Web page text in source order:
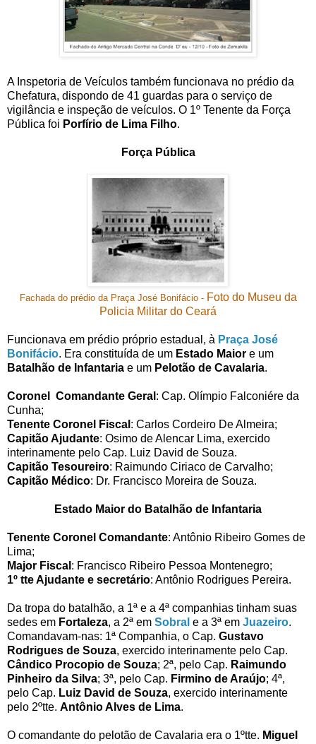
A Inspetoria de Veículos também funcionava no prédio da
Chefatura, dispondo de 41 guardas para o serviço de
vigilância e inspeção de veículos. O 1º Tenente da Força
Pública foi Porfírio de Lima Filho.
Força Pública
Fachada do prédio da Praça José Bonifácio - Foto do Museu da
Policia Militar do Ceará
Funcionava em prédio próprio estadual, à Praça José
Bonifácio. Era constituída de um Estado Maior e um
Batalhão de Infantaria e um Pelotão de Cavalaria.
Coronel Comandante Geral : Cap. Olímpio Falconiére da
Cunha;
Tenente Coronel Fiscal : Carlos Cordeiro De Almeira;
Capitão Ajudante: Osimo de Alencar Lima, exercido
interinamente pelo Cap. Luiz David de Souza.
Capitão Tesoureiro: Raimundo Ciriaco de Carvalho;
Capitão Médico: Dr. Francisco Moreira de Souza.
Estado Maior do Batalhão de Infantaria
Tenente Coronel Comandante: Antônio Ribeiro Gomes de
Lima;
Major Fiscal : Francisco Ribeiro Pessoa Montenegro;
1º tte Ajudante e secretário: Antônio Rodrigues Pereira.
Da tropa do batalhão, a 1ª e a 4ª companhias tinham suas
sedes em Fortaleza, a 2ª em Sobral e a 3ª em Juazeiro.
Comandavam-nas: 1ª Companhia, o Cap. Gustavo
Rodrigues de Souza, exercido interinamente pelo Cap.
Cândico Procopio de Souza; 2ª, pelo Cap. Raimundo
Pinheiro da Silva; 3ª, pelo Cap. Firmino de Araújo; 4ª,
pelo Cap. Luiz David de Souza, exercido interinamente
pelo 2ºtte. Antônio Alves de Lima.
O comandante do pelotão de Cavalaria era o 1ºtte. Miguel